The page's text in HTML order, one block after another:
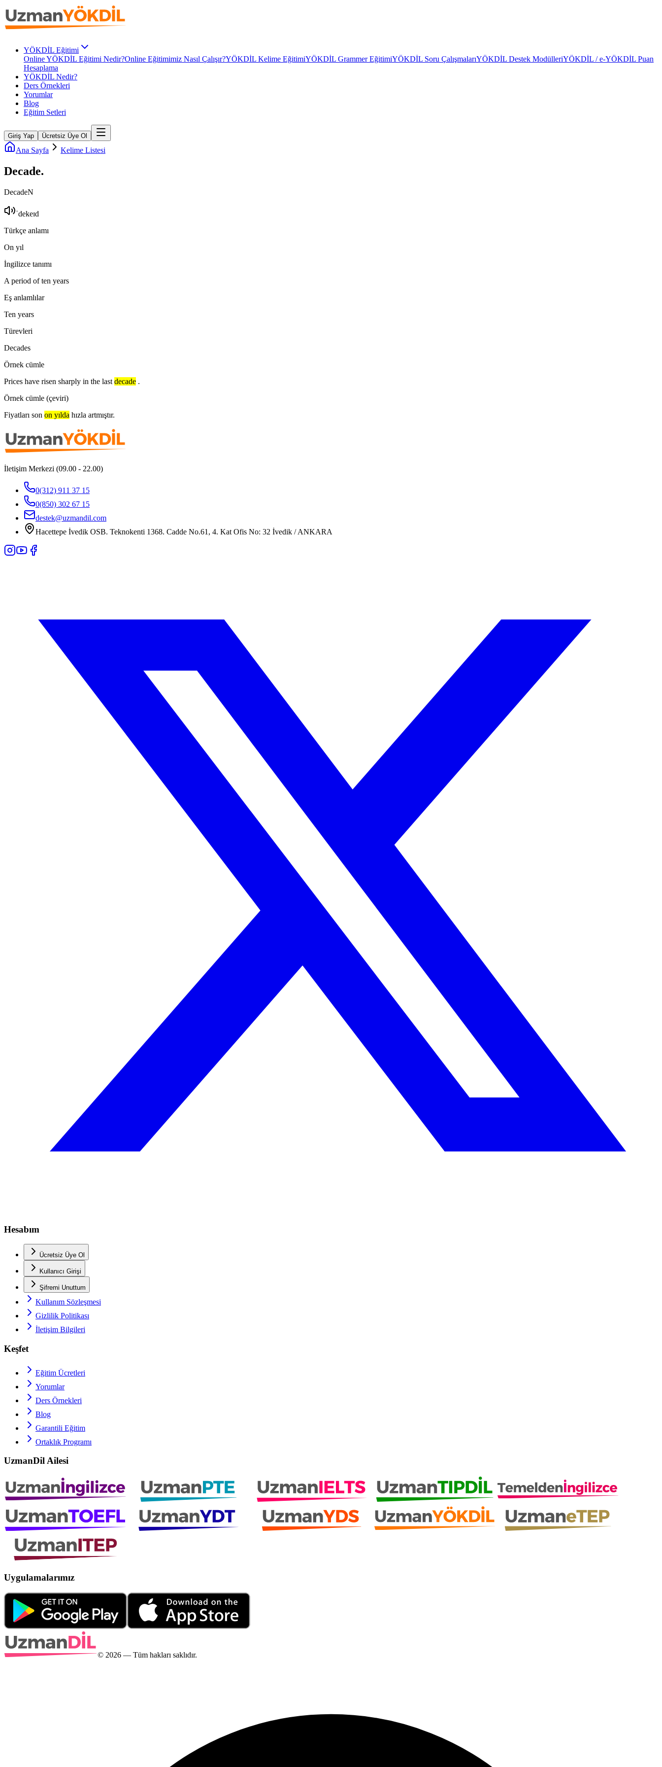
YÖKDİL Eğitimi
Online YÖKDİL Eğitimi Nedir?Online Eğitimimiz Nasıl Çalışır?YÖKDİL Kelime EğitimiYÖKDİL Grammer EğitimiYÖKDİL Soru ÇalışmalarıYÖKDİL Destek ModülleriYÖKDİL / e-YÖKDİL Puan
Hesaplama
YÖKDİL Nedir?
Ders Örnekleri
Yorumlar
Blog
Eğitim Setleri
Giriş Yap Ücretsiz Üye Ol
Ana Sayfa Kelime Listesi
Decade.
DecadeN
ˈdekeɪd
Türkçe anlamı
On yıl
İngilizce tanımı
A period of ten years
Eş anlamlılar
Ten years
Türevleri
Decades
Örnek cümle
Prices have risen sharply in the last decade .
Örnek cümle (çeviri)
Fiyatları son on yılda hızla artmıştır.
İletişim Merkezi (09.00 - 22.00)
0(312) 911 37 15
0(850) 302 67 15
destek@uzmandil.com
Hacettepe İvedik OSB. Teknokenti 1368. Cadde No.61, 4. Kat Ofis No: 32 İvedik / ANKARA
Hesabım
Ücretsiz Üye Ol
Kullanıcı Girişi
Şifremi Unuttum
Kullanım Sözleşmesi
Gizlilik Politikası
İletişim Bilgileri
Keşfet
Eğitim Ücretleri
Yorumlar
Ders Örnekleri
Blog
Garantili Eğitim
Ortaklık Programı
UzmanDil Ailesi
Uygulamalarımız
© 2026 — Tüm hakları saklıdır.